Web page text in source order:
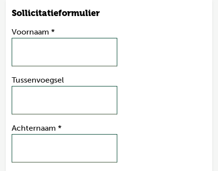
Sollicitatieformulier
Voornaam *
Tussenvoegsel
Achternaam *